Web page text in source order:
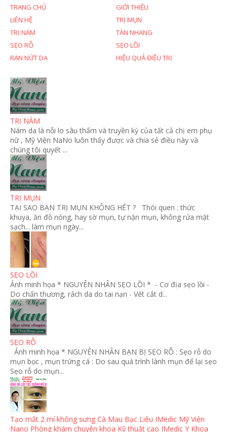
TRANG CHỦ
GIỚI THIỆU
LIÊN HỆ
TRỊ MỤN
TRỊ NÁM
TÀN NHANG
SẸO RỖ
SẸO LỒI
RẠN NỨT DA
HIỆU QUẢ ĐIỀU TRỊ
TRỊ NÁM
Nám da là nỗi lo sâu thẩm và truyền kỳ của tất cả chị em phụ
nữ , Mỹ Viện NaNo luôn thấy được và chia sẻ điều này và
chúng tôi quyết ...
TRỊ MỤN
TẠI SAO BẠN TRỊ MỤN KHÔNG HẾT ? Thói quen : thức
khuya, ăn đồ nóng, hay sờ mụn, tự nặn mụn, không rửa mặt
sạch... làm mụn ngày...
SẸO LỒI
Ảnh minh họa * NGUYÊN NHÂN SẸO LỒI * - Cơ địa sẹo lồi -
Do chấn thương, rách da do tai nạn - Vết cắt d...
SẸO RỖ
Ảnh minh họa * NGUYÊN NHÂN BẠN BỊ SẸO RỖ : Sẹo rỗ do
mụn bọc , mụn trứng cá : Do sau quá trình lành mụn để lại sẹo
Sẹo rỗ do mụn...
Tạo mắt 2 mí không sưng Cà Mau Bạc Liêu IMedic Mỹ Viện
Nano Phòng khám chuyên khoa Kỹ thuật cao IMedic Y Khoa